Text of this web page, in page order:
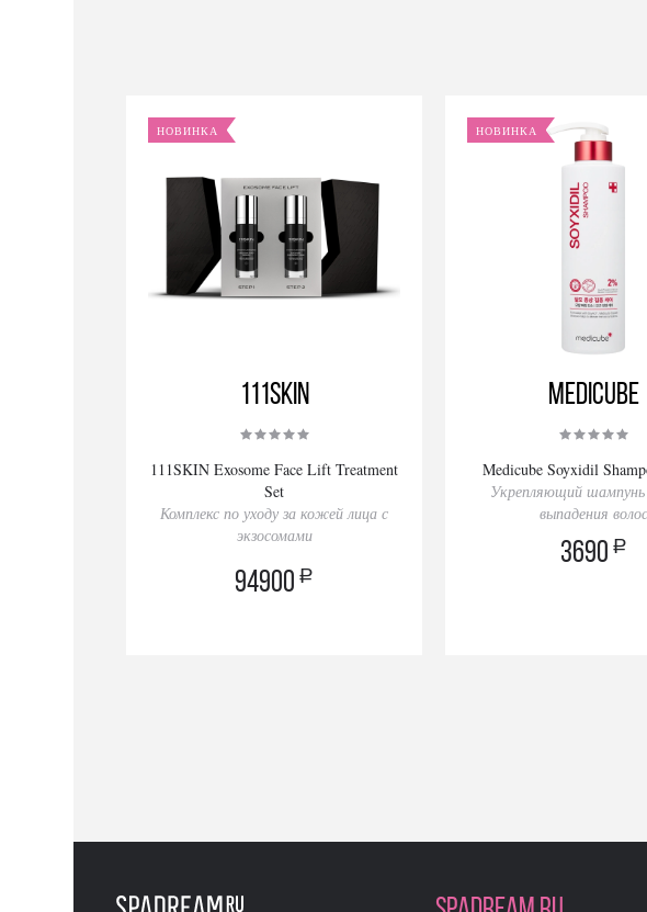
НОВИНКА
111SKIN
111SKIN Exosome Face Lift Treatment
Set
Комплекс по уходу за кожей лица с
экзосомами
94900 a
НОВИНКА
Medicube
Medicube Soyxidil
Укрепляющий
выпадения волос
3690 a